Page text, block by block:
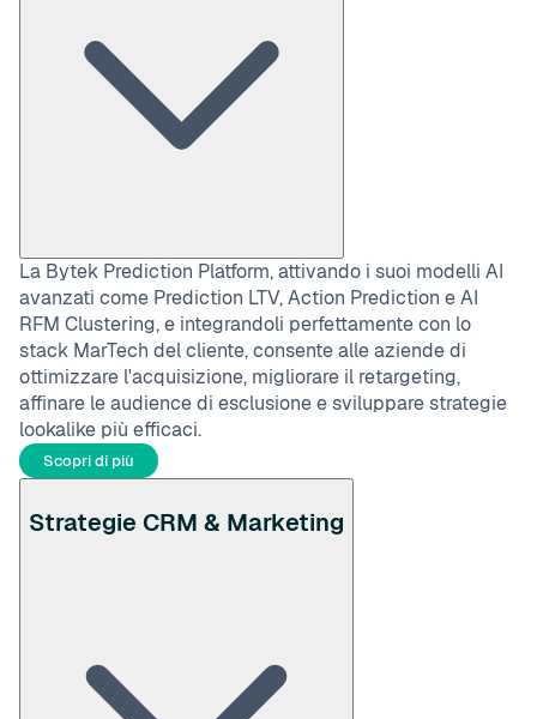
La Bytek Prediction Platform, attivando i suoi modelli AI
avanzati come Prediction LTV, Action Prediction e AI
RFM Clustering, e integrandoli perfettamente con lo
stack MarTech del cliente, consente alle aziende di
ottimizzare l'acquisizione, migliorare il retargeting,
affinare le audience di esclusione e sviluppare strategie
lookalike più efficaci.
Scopri di più
Strategie CRM & Marketing